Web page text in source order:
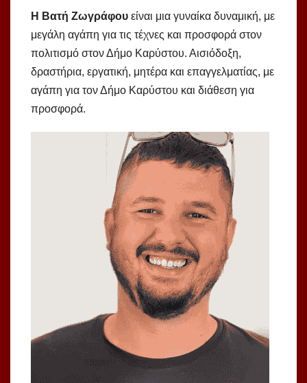
Η Βατή Ζωγράφου είναι μια γυναίκα δυναμική, με
μεγάλη αγάπη για τις τέχνες και προσφορά στον
πολιτισμό στον Δήμο Καρύστου. Αισιόδοξη,
δραστήρια, εργατική, μητέρα και επαγγελματίας, με
αγάπη για τον Δήμο Καρύστου και διάθεση για
προσφορά.